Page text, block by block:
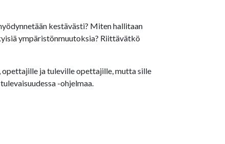
kestävästi? Miten hallitaan
ympäristönmuutoksia? Riittävätkö
opettajille ja tuleville opettajille, mutta sille
-ohjelmaa.